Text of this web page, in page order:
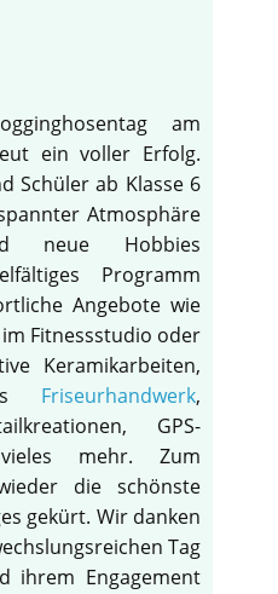
am
ein voller Erfolg.
Schüler ab Klasse 6
Atmosphäre
neue Hobbies
Programm
Angebote wie
Fitnessstudio oder
Keramikarbeiten,
Friseurhandwerk,
GPS-
mehr. Zum
die schönste
gekürt. Wir danken
Tag
ihrem Engagement